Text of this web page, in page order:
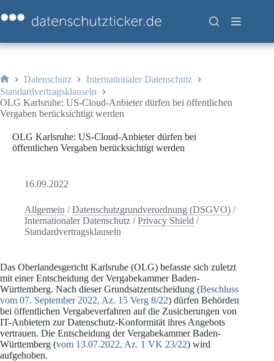
Inhalt
springen
Start
Datenschutz
Internationaler Datenschutz
Standardvertragsklauseln
OLG Karlsruhe: US-Cloud-Anbieter dürfen bei öffentlichen
Vergaben berücksichtigt werden
OLG Karlsruhe: US-Cloud-Anbieter dürfen bei
öffentlichen Vergaben berücksichtigt werden
16.09.2022
Allgemein /Datenschutzgrundverordnung (DSGVO) /
Internationaler Datenschutz /Privacy Shield /
Standardvertragsklauseln
Das Oberlandesgericht Karlsruhe (OLG) befasste sich zuletzt
mit einer Entscheidung der Vergabekammer Baden-
Württemberg. Nach dieser Grundsatzentscheidung (Beschluss
vom 07. September 2022, Az. 15 Verg 8/22) dürfen Behörden
bei öffentlichen Vergabeverfahren auf die Zusicherungen von
IT-Anbietern zur Datenschutz-Konformität ihres Angebots
vertrauen. Die Entscheidung der Vergabekammer Baden-
Württemberg (vom 13.07.2022, Az. 1 VK 23/22) wird
aufgehoben.